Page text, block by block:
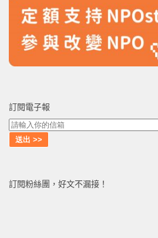
訂閱電子報
訂閱粉絲團，好文不漏接！